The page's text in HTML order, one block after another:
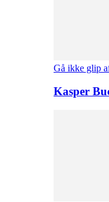
Gå ikke glip
Kasper